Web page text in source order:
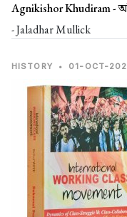
Agnikishor Khudiram -
- Jaladhar Mullick
HISTORY • 01-OCT-